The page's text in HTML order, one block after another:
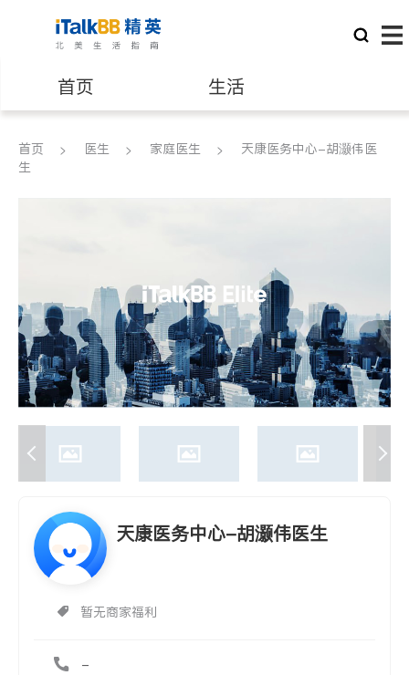
首页 生活
医生 律师
建筑装修
首页 医生 家庭医生
天康医务中心-胡灏伟医
生
天康医务中心-胡灏伟医生
暂无商家福利
-